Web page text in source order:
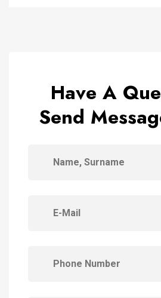
Have A
Send